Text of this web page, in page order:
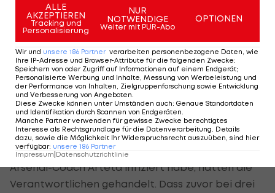
Leicester "nicht groß genug"
"Da dachte man: 'Er ist ausgewichen, er hat der FA
und derPremier Leaguedie Entscheidung
überlassen.' Als die FA und die Premier League
auch keine Entscheidung gefällt haben, war ich
nicht überrascht. (...) Ich fand es typisch dafür, wie
die Dinge im Fußball geregelt werden."
Erst nachdem bekannt geworden sei, dass sich
Arsenal-Coach Arteta infiziert habe, hätten die
Verantwortlichen gehandelt. Dass zuvor bei drei
ALLE
AKZEPTIEREN
Tracking und
Personalisierung
NUR
NOTWENDIGE
Weiter mit PUR-Abo
OPTIONEN
Wir und unsere 186 Partner verarbeiten personenbezogene Daten, wie
Ihre IP-Adresse und Browser-Attribute für die folgenden Zwecke:
Speichern von oder Zugriff auf Informationen auf einem Endgerät;
Personalisierte Werbung und Inhalte, Messung von Werbeleistung und
der Performance von Inhalten, Zielgruppenforschung sowie Entwicklung
und Verbesserung von Angeboten
Diese Zwecke können unter Umständen auch: Genaue Standortdaten
und Identifikation durch Scannen von Endgeräten
Manche Partner verwenden für gewisse Zwecke berechtigtes
Interesse als Rechtsgrundlage für die Datenverarbeitung. Details
dazu, sowie die Möglichkeit Ihr Widerspruchsrecht auszuüben, sind hier
verfügbar: unsere 186 Partner
Impressum|Datenschutzrichtlinie